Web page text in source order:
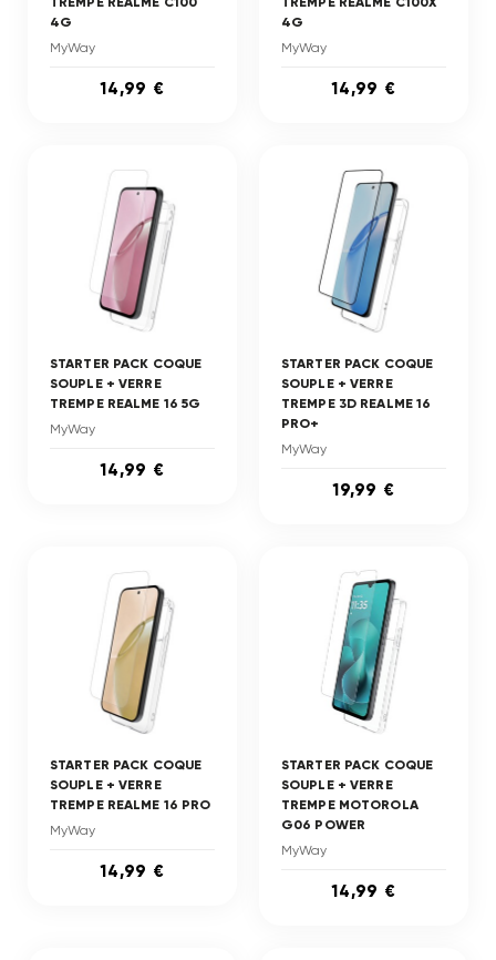
4G
MyWay
14,99 €
4G
MyWay
14,99 €
STARTER PACK COQUE
SOUPLE + VERRE
TREMPE REALME 16 5G
MyWay
14,99 €
STARTER PACK COQUE
SOUPLE + VERRE
TREMPE 3D REALME 16
PRO+
MyWay
19,99 €
STARTER PACK COQUE
SOUPLE + VERRE
TREMPE REALME 16 PRO
MyWay
14,99 €
STARTER PACK COQUE
SOUPLE + VERRE
TREMPE MOTOROLA
G06 POWER
MyWay
14,99 €